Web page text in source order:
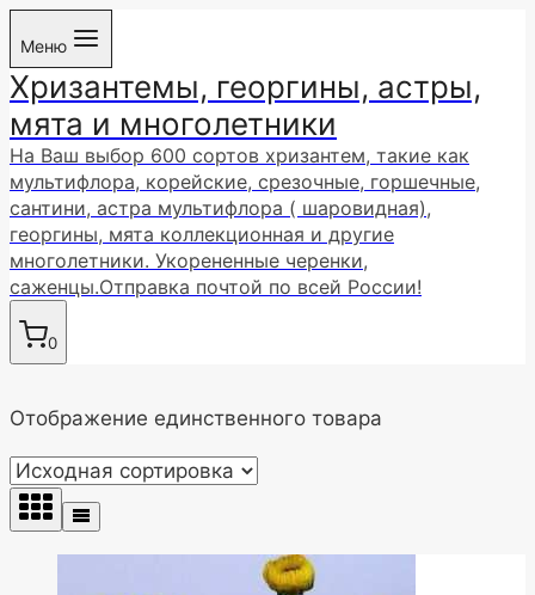
Перейти
содержимому
Меню
Хризантемы, георгины, астры,
мята и многолетники
На Ваш выбор 600 сортов хризантем, такие как
мультифлора, корейские, срезочные, горшечные,
сантини, астра мультифлора ( шаровидная),
георгины, мята коллекционная и другие
многолетники. Укорененные черенки,
саженцы.Отправка почтой по всей России!
0
Отображение единственного товара